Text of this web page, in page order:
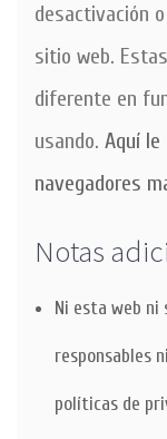
desactivación
sitio web.
diferente en
usando. Aquí le
navegadores
Notas
Ni esta web ni
responsables
políticas de